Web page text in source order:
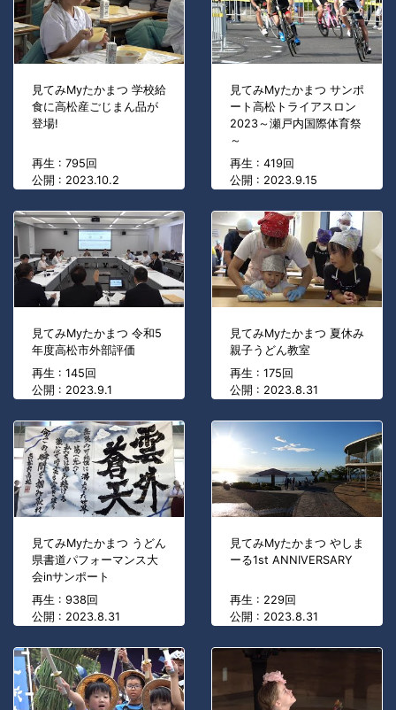
見てみMyたかまつ 学校給
食に高松産ごじまん品が
登場!
再生 : 795回
公開 : 2023.10.2
見てみMyたかまつ サンポ
ート高松トライアスロン
2023～瀬戸内国際体育祭
～
再生 : 419回
公開 : 2023.9.15
見てみMyたかまつ 令和5
年度高松市外部評価
再生 : 145回
公開 : 2023.9.1
見てみMyたかまつ 夏休み
親子うどん教室
再生 : 175回
公開 : 2023.8.31
見てみMyたかまつ うどん
県書道パフォーマンス大
会inサンポート
再生 : 938回
公開 : 2023.8.31
見てみMyたかまつ やしま
ーる1st ANNIVERSARY
再生 : 229回
公開 : 2023.8.31